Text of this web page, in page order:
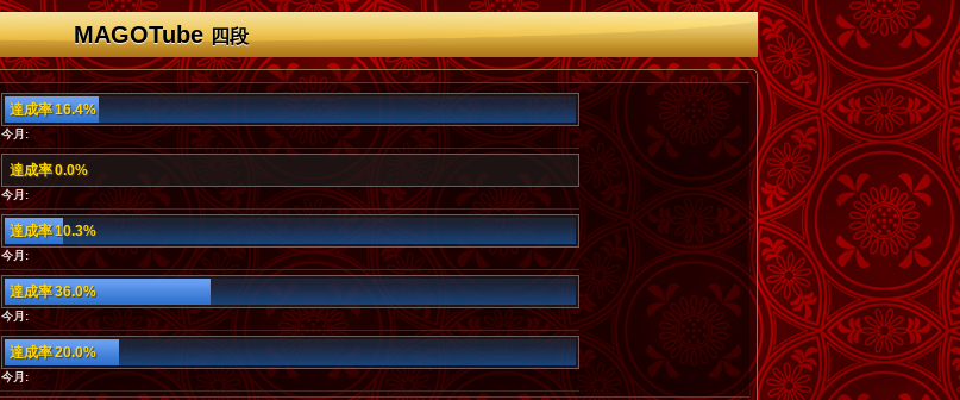
MAGOTube四段
達成率 16.4%
今月:
達成率 0.0%
今月:
達成率 10.3%
今月:
達成率 36.0%
今月:
達成率 20.0%
今月: